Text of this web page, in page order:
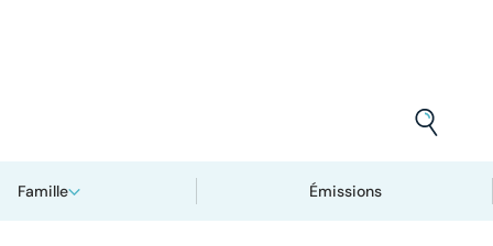
Famille Émissions